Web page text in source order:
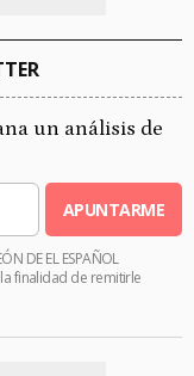
un análisis de
APUNTARME
DE EL ESPAÑOL
la finalidad de remitirle